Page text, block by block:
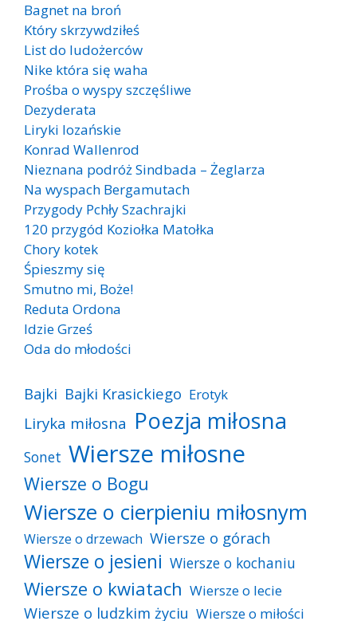
Bagnet na broń
Który skrzywdziłeś
List do ludożerców
Nike która się waha
Prośba o wyspy szczęśliwe
Dezyderata
Liryki lozańskie
Konrad Wallenrod
Nieznana podróż Sindbada – Żeglarza
Na wyspach Bergamutach
Przygody Pchły Szachrajki
120 przygód Koziołka Matołka
Chory kotek
Śpieszmy się
Smutno mi, Boże!
Reduta Ordona
Idzie Grześ
Oda do młodości
Bajki Bajki Krasickiego Erotyk
Liryka miłosna Poezja miłosna
Sonet Wiersze miłosne
Wiersze o Bogu
Wiersze o cierpieniu miłosnym
Wiersze o drzewach Wiersze o górach
Wiersze o jesieni Wiersze o kochaniu
Wiersze o kwiatach Wiersze o lecie
Wiersze o ludzkim życiu Wiersze o miłości